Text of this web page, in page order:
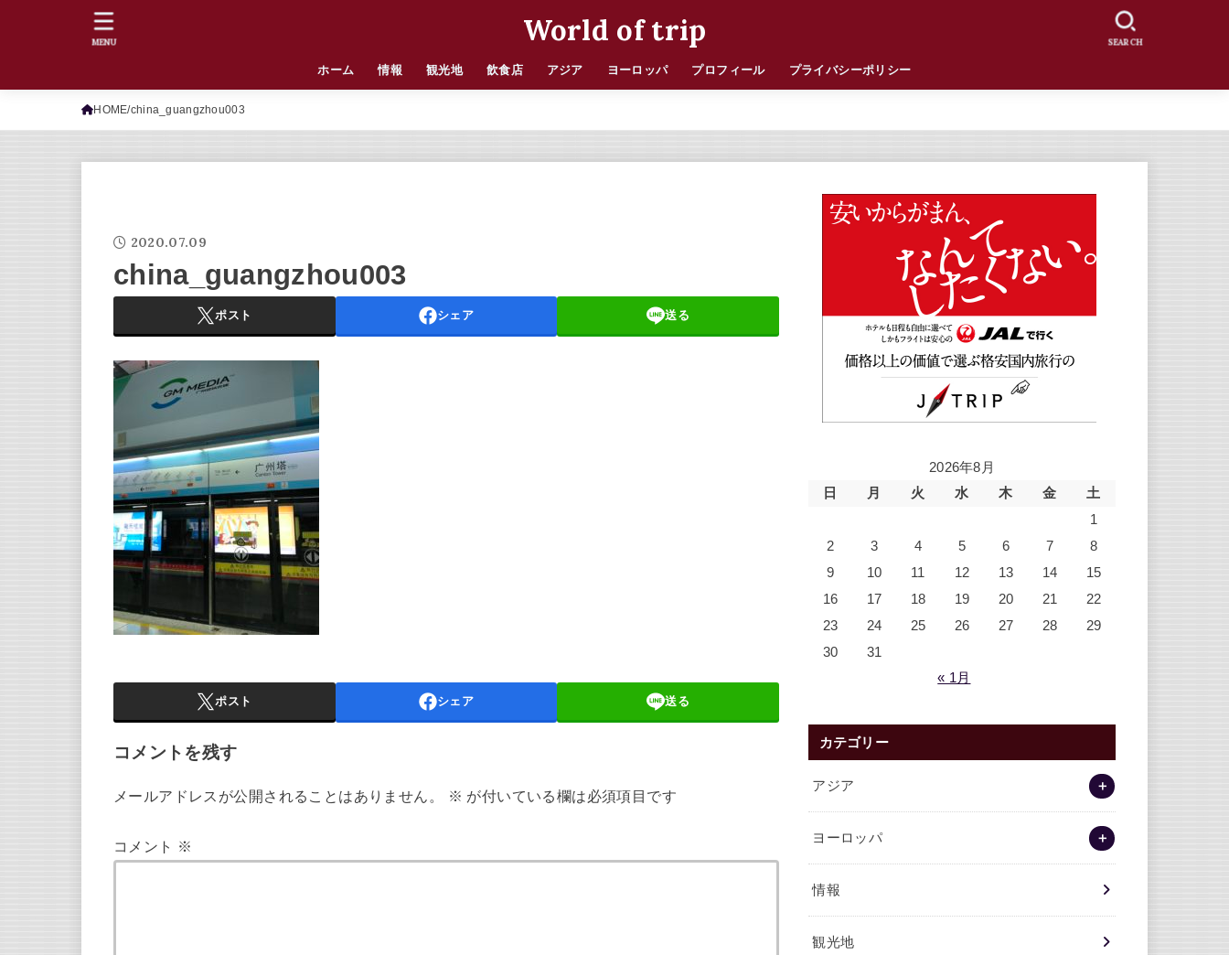
World of trip
ホーム 情報 観光地 飲食店 アジア ヨーロッパ プロフィール プライバシーポリシー
SEARCH
MENU
HOME china_guangzhou003
2020.07.09
china_guangzhou003
ポスト シェア 送る
ポスト シェア 送る
コメントを残す
メールアドレスが公開されることはありません。 ※ が付いている欄は必須項目です
コメント ※
2026年8月
日
月 火 水 木 金
土
1
2
3 4 5 6 7
8
9
10 11 12 13 14
15
16
17 18 19 20 21
22
23
24 25 26 27 28
29
30
31
« 1月
カテゴリー
アジア
ヨーロッパ
情報
観光地